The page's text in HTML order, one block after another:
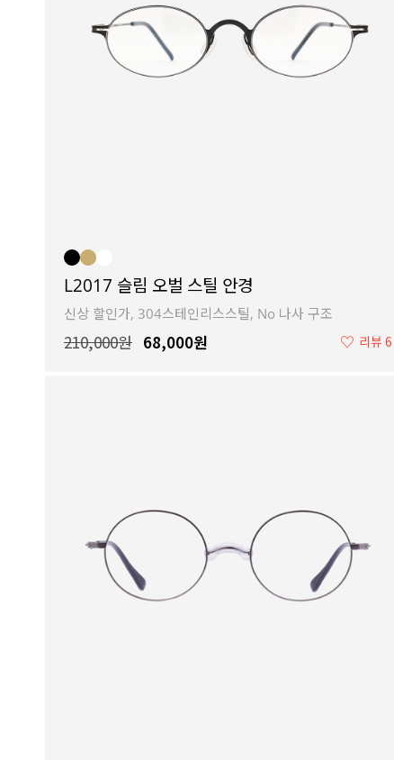
L2017 슬림 오벌 스틸 안경
신상 할인가, 304스테인리스스틸, No 나사 구조
210,000원 68,000원 ♡ 리뷰 6